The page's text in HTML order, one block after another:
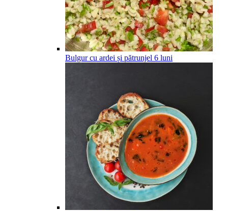
Bulgur cu ardei și pătrunjel 6 luni